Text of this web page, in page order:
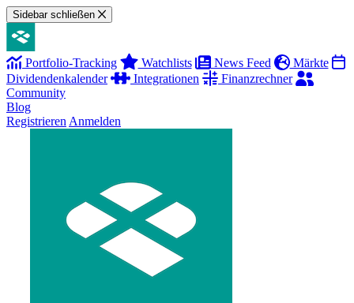
Sidebar schließen
Portfolio-Tracking Watchlists News Feed
Märkte
Dividendenkalender
Integrationen
Finanzrechner
Community
Blog
Registrieren Anmelden